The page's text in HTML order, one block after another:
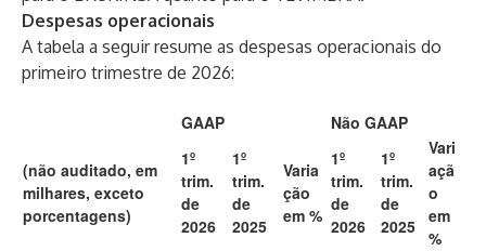
Despesas operacionais
A tabela a seguir resume as despesas operacionais do
primeiro trimestre de 2026:
GAAP Não GAAP
(não auditado, em
milhares, exceto
porcentagens)
1º
trim.
de
2026
1º
trim.
de
2025
Varia
ção
em %
1º
trim.
de
2026
1º
trim.
de
2025
Vari
açã
o
em
%